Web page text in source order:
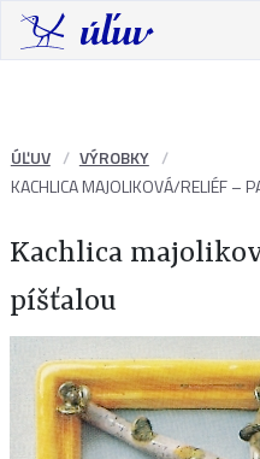
ÚĽUV
VÝROBKY
KACHLICA MAJOLIKOVÁ/RELIÉF –
Kachlica
píšťalou